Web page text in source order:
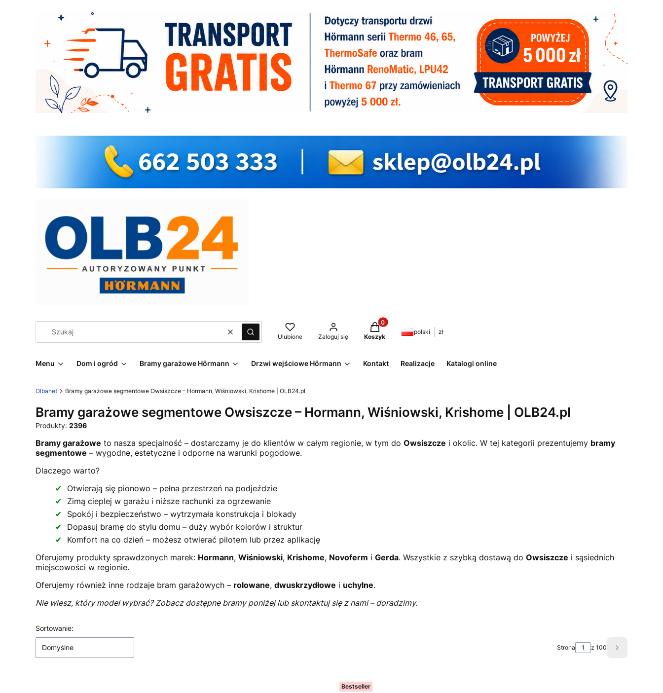
WyczyśćSzukaj Ulubione Zaloguj się
Produkty w koszyku: 0. Zobacz szczegóły
Koszyk
polski zł
Menu Dom i ogród Bramy garażowe Hörmann Drzwi wejściowe Hörmann Kontakt Realizacje Katalogi online
Olbanet Bramy garażowe segmentowe Owsiszcze – Hormann, Wiśniowski, Krishome | OLB24.pl
Bramy garażowe segmentowe Owsiszcze – Hormann, Wiśniowski, Krishome | OLB24.pl
Produkty: 2396
Bramy garażowe to nasza specjalność – dostarczamy je do klientów w całym regionie, w tym do Owsiszcze i okolic. W tej kategorii prezentujemy bramy
segmentowe – wygodne, estetyczne i odporne na warunki pogodowe.
Dlaczego warto?
Otwierają się pionowo – pełna przestrzeń na podjeździe
Zimą cieplej w garażu i niższe rachunki za ogrzewanie
Spokój i bezpieczeństwo – wytrzymała konstrukcja i blokady
Dopasuj bramę do stylu domu – duży wybór kolorów i struktur
Komfort na co dzień – możesz otwierać pilotem lub przez aplikację
Oferujemy produkty sprawdzonych marek: Hormann, Wiśniowski, Krishome, Novoferm i Gerda. Wszystkie z szybką dostawą do Owsiszcze i sąsiednich
miejscowości w regionie.
Oferujemy również inne rodzaje bram garażowych – rolowane, dwuskrzydłowe i uchylne.
Nie wiesz, który model wybrać? Zobacz dostępne bramy poniżej lub skontaktuj się z nami – doradzimy.
Lista produktów
Sortowanie:
Domyślne Strona z 100 Następne
Bestseller